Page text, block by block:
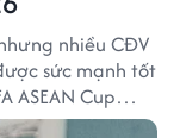
nhiều CĐV
sức mạnh tốt
ASEAN Cup